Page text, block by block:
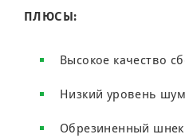
ПЛЮСЫ:
Высокое качество
Низкий уровень
Обрезиненный